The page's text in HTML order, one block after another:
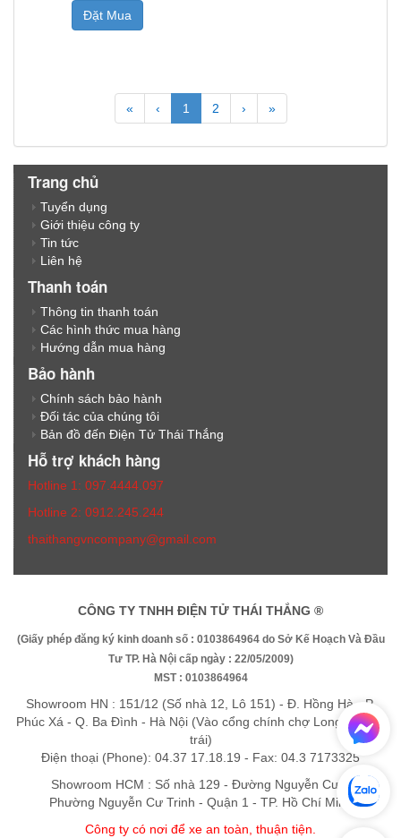
Đặt Mua
« ‹ 1 2 › »
Trang chủ
Tuyển dụng
Giới thiệu công ty
Tin tức
Liên hệ
Thanh toán
Thông tin thanh toán
Các hình thức mua hàng
Hướng dẫn mua hàng
Bảo hành
Chính sách bảo hành
Đối tác của chúng tôi
Bản đồ đến Điện Tử Thái Thắng
Hỗ trợ khách hàng
Hotline 1: 097.4444.097
Hotline 2: 0912.245.244
thaithangvncompany@gmail.com
CÔNG TY TNHH ĐIỆN TỬ THÁI THẮNG ®
(Giấy phép đăng ký kinh doanh số : 0103864964 do Sở Kế Hoạch Và Đầu
Tư TP. Hà Nội cấp ngày : 22/05/2009)
MST : 0103864964
Showroom HN : 151/12 (Số nhà 12, Lô 151) - Đ. Hồng Hà - P.
Phúc Xá - Q. Ba Đình - Hà Nội (Vào cổng chính chợ Long Biên rẽ
trái)
Điện thoại (Phone): 04.37 17.18.19 - Fax: 04.3 7173325
Showroom HCM : Số nhà 129 - Đường Nguyễn Cư Trinh -
Phường Nguyễn Cư Trinh - Quận 1 - TP. Hồ Chí Minh
Công ty có nơi để xe an toàn, thuận tiện